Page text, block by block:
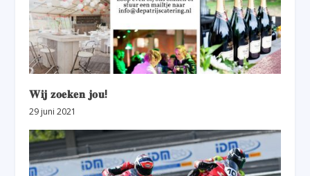
𝐖𝐢𝐣 𝐳𝐨𝐞𝐤𝐞𝐧 𝐣𝐨𝐮!
29 juni 2021